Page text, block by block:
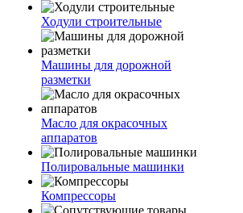
Ходули строительные
Машины для дорожной
разметки
Масло для окрасочных
аппаратов
Полировальные машинки
Компрессоры